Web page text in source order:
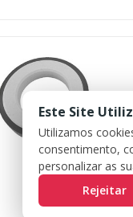
Este Site
Utilizamos
consentimento,
personalizar as
Rejeitar